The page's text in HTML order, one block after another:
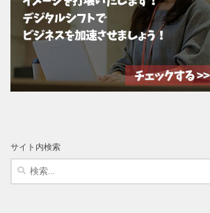
サイト内検索
検